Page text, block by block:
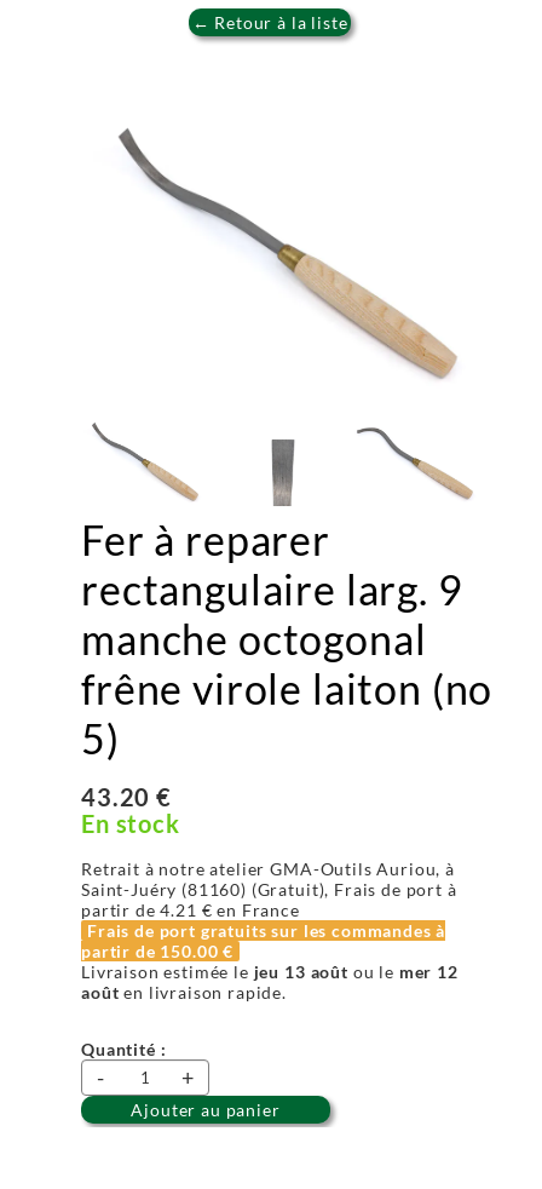
← Retour à la liste
Fer à reparer
rectangulaire larg. 9
manche octogonal
frêne virole laiton (no
5)
43.20 €
En stock
Retrait à notre atelier GMA-Outils Auriou, à
Saint-Juéry (81160) (Gratuit), Frais de port à
partir de4.21 € en France
Frais de port gratuits sur les commandes à
partir de 150.00 €
Livraison estimée le jeu 13 août ou le mer 12
août en livraison rapide.
Quantité :
- +
Ajouter au panier